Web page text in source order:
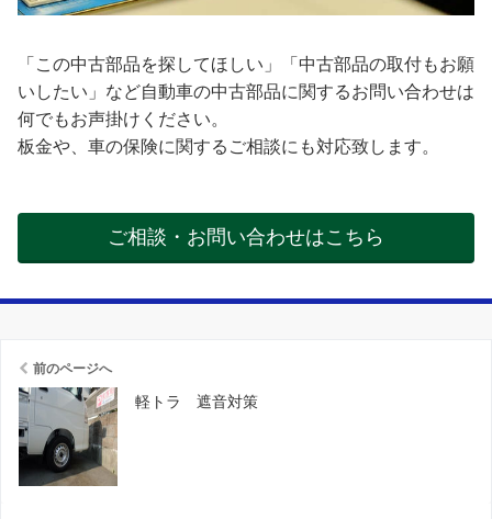
「この中古部品を探してほしい」「中古部品の取付もお願
いしたい」など自動車の中古部品に関するお問い合わせは
何でもお声掛けください。
板金や、車の保険に関するご相談にも対応致します。
ご相談・お問い合わせはこちら
前のページへ
軽トラ 遮音対策